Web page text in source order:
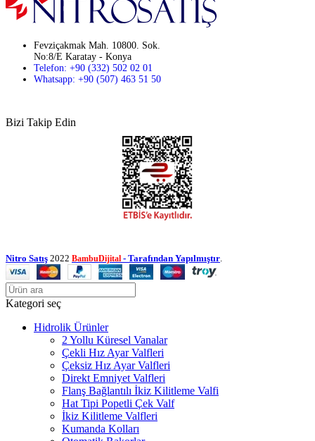
Fevziçakmak Mah. 10800. Sok.
No:8/E Karatay - Konya
Telefon: +90 (332) 502 02 01
Whatsapp: +90 (507) 463 51 50
Bizi Takip Edin
Nitro Satış 2022 BambuDijital - Tarafından Yapılmıştır
Kategori seç
Hidrolik Ürünler
2 Yollu Küresel Vanalar
Çekli Hız Ayar Valfleri
Çeksiz Hız Ayar Valfleri
Direkt Emniyet Valfleri
Flanş Bağlantılı İkiz Kilitleme Valfi
Hat Tipi Popetli Çek Valf
İkiz Kilitleme Valfleri
Kumanda Kolları